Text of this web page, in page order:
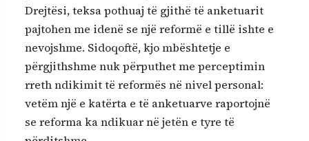
Drejtësi, teksa pothuaj të gjithë të anketuarit
pajtohen me idenë se një reformë e tillë ishte e
nevojshme. Sidoqoftë, kjo mbështetje e
përgjithshme nuk përputhet me perceptimin
rreth ndikimit të reformës në nivel personal:
vetëm një e katërta e të anketuarve raportojnë
se reforma ka ndikuar në jetën e tyre të